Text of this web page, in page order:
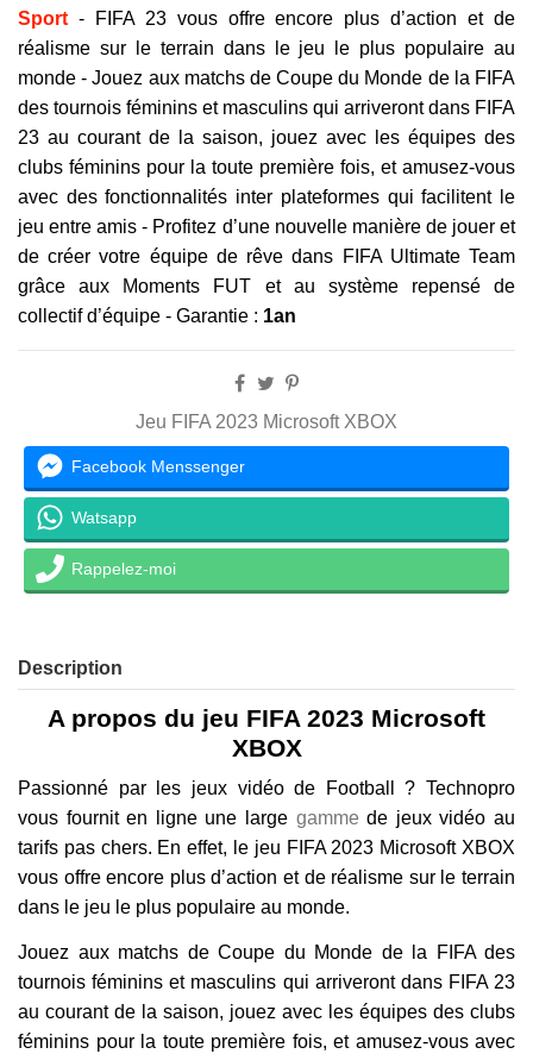
Sport - FIFA 23 vous offre encore plus d’action et de
réalisme sur le terrain dans le jeu le plus populaire au
monde - Jouez aux matchs de Coupe du Monde de la FIFA
des tournois féminins et masculins qui arriveront dans FIFA
23 au courant de la saison, jouez avec les équipes des
clubs féminins pour la toute première fois, et amusez-vous
avec des fonctionnalités inter plateformes qui facilitent le
jeu entre amis - Profitez d’une nouvelle manière de jouer et
de créer votre équipe de rêve dans FIFA Ultimate Team
grâce aux Moments FUT et au système repensé de
collectif d’équipe - Garantie : 1an
Jeu FIFA 2023 Microsoft XBOX
Facebook Menssenger
Watsapp
Rappelez-moi
Description
A propos du jeu FIFA 2023 Microsoft
XBOX
Passionné par les jeux vidéo de Football ? Technopro
vous fournit en ligne une large gamme de jeux vidéo au
tarifs pas chers. En effet, le jeu FIFA 2023 Microsoft XBOX
vous offre encore plus d’action et de réalisme sur le terrain
dans le jeu le plus populaire au monde.
Jouez aux matchs de Coupe du Monde de la FIFA des
tournois féminins et masculins qui arriveront dans FIFA 23
au courant de la saison, jouez avec les équipes des clubs
féminins pour la toute première fois, et amusez-vous avec